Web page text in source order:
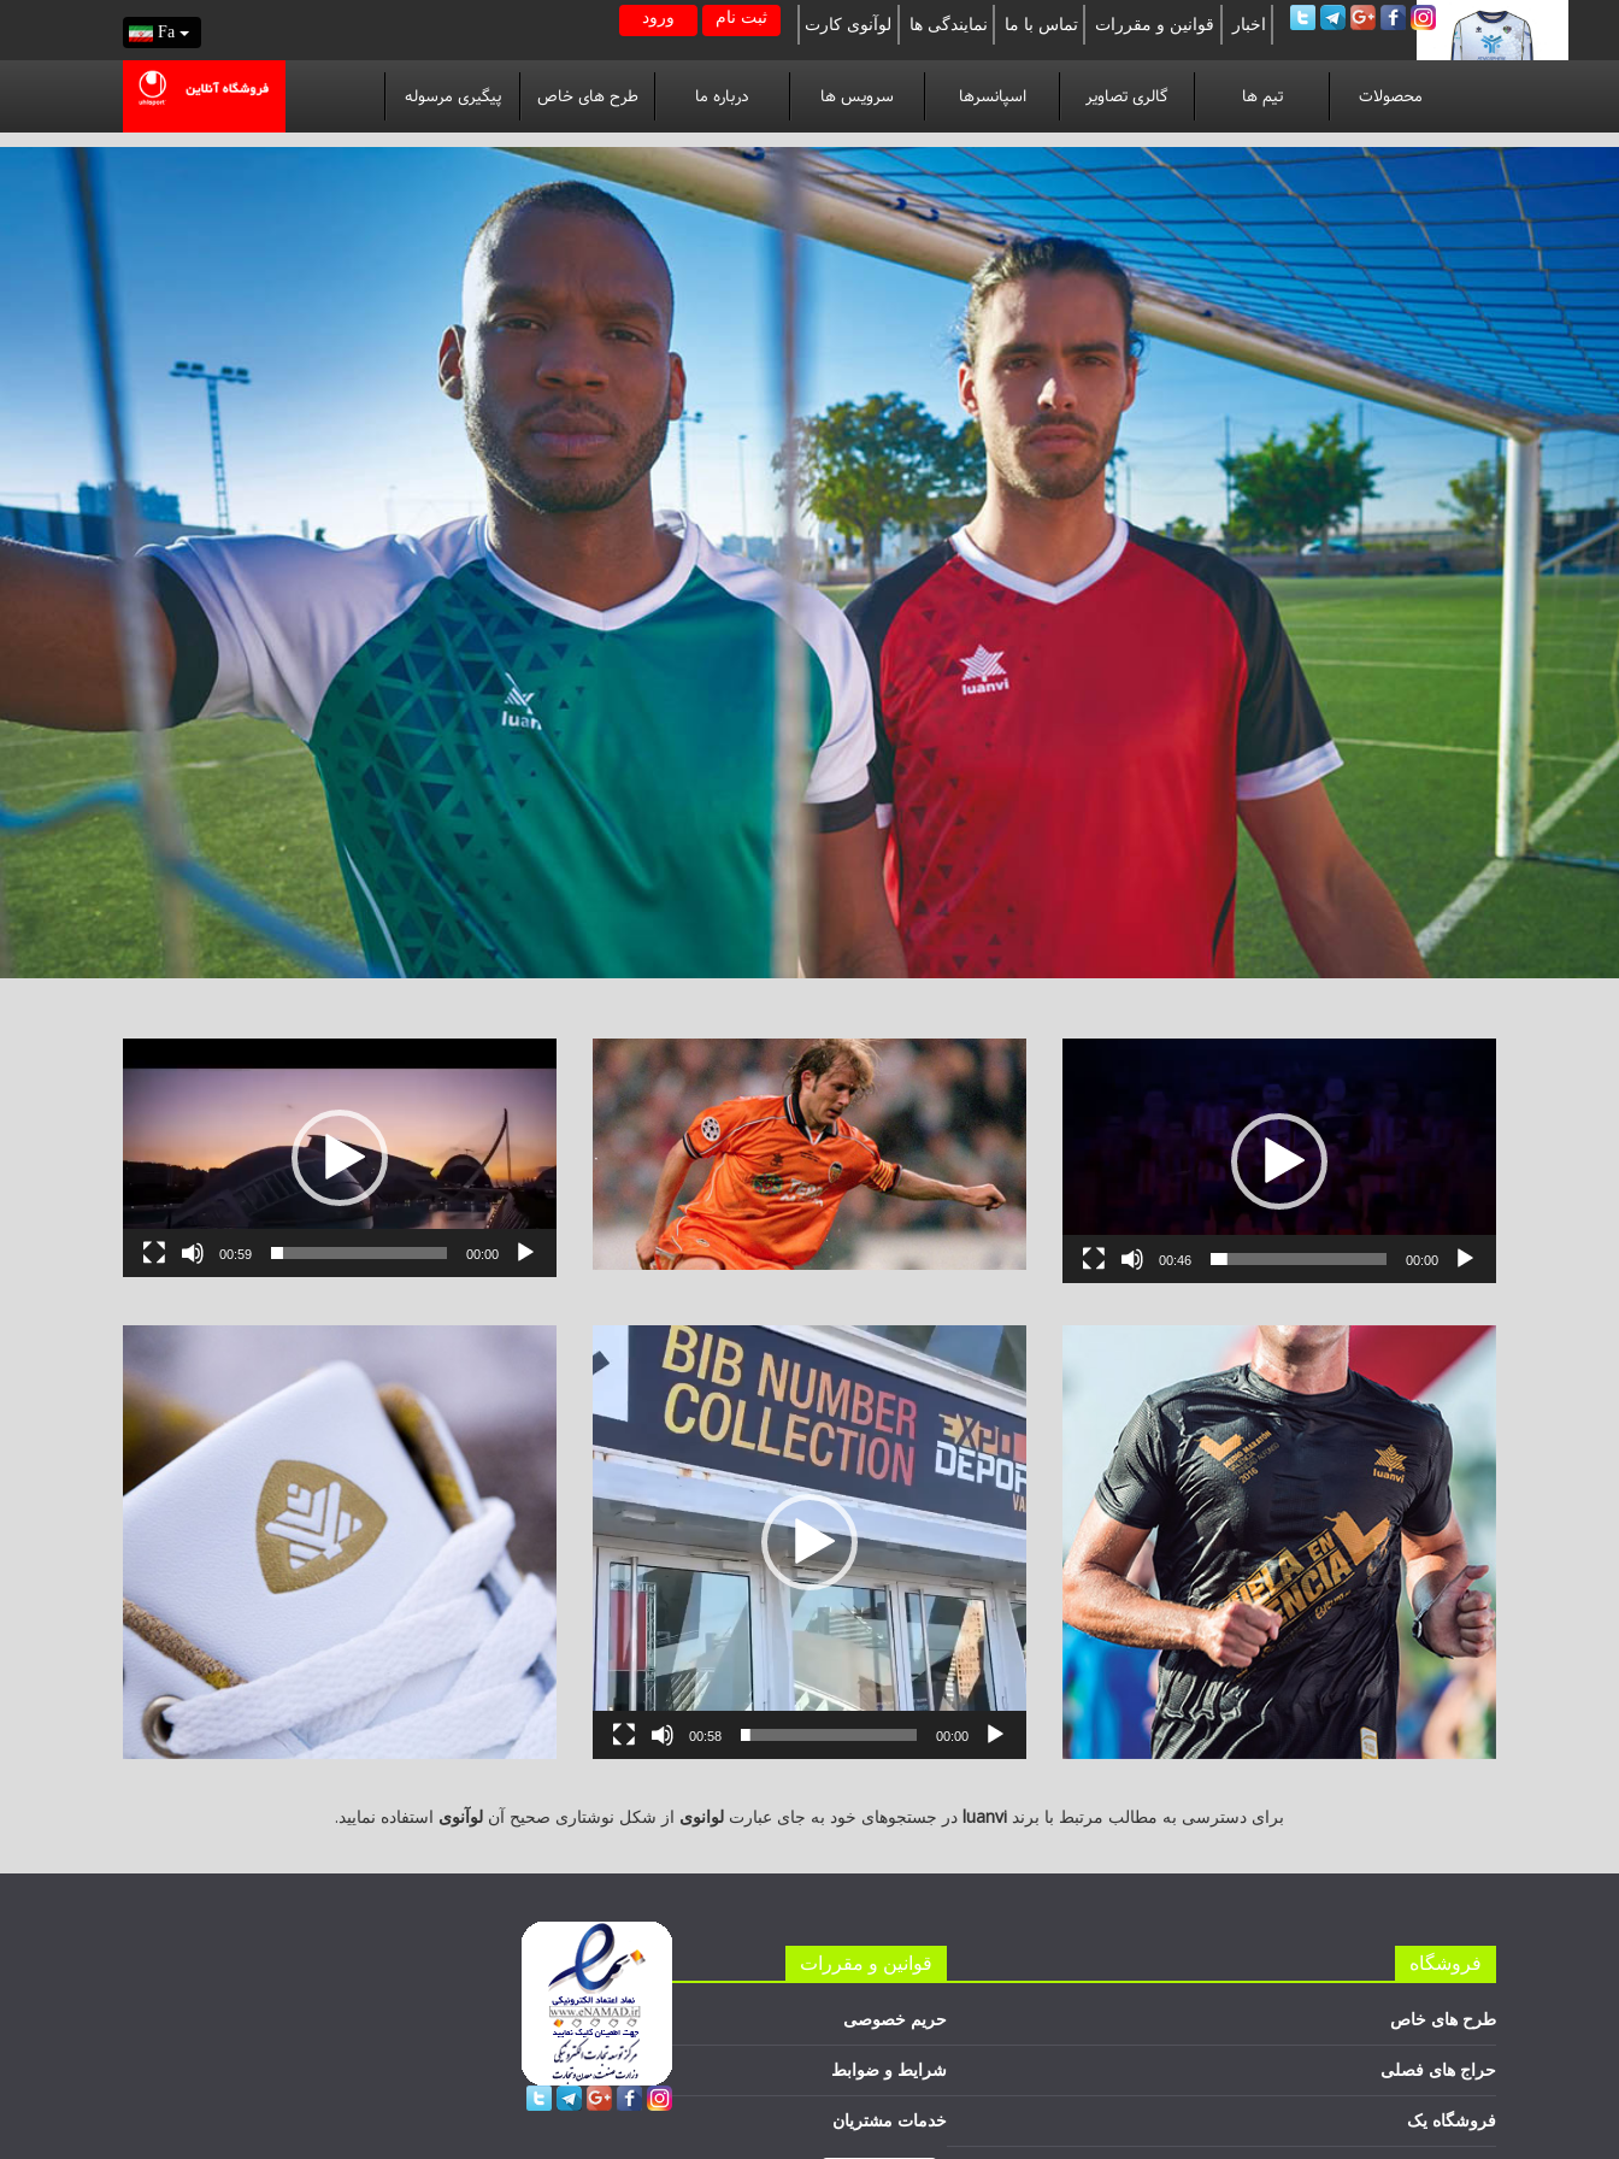
Fa
لوآنوی
اخبار قوانین و مقررات تماس با ما نمایندگی ها لوآنوی کارت ثبت نام ورود
محصولات تیم ها گالری تصاویر اسپانسرها سرویس ها درباره ما طرح های خاص پیگیری مرسوله
ویدیو
00:00
00:59 00:00
00:46
نمایشگر
ویدیو
00:00
00:58
برای دسترسی به مطالب مرتبط با برند luanvi در جستجوهای خود به جای عبارت لوانوی از شکل نوشتاری صحیح آن لوآنوی استفاده نمایید.
فروشگاه
طرح های خاص
حراج های فصلی
فروشگاه یک
قوانین و مقررات
حریم خصوصی
شرایط و ضوابط
خدمات مشتریان